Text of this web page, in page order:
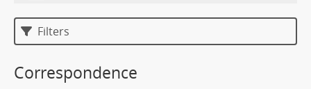
Filters
Correspondence